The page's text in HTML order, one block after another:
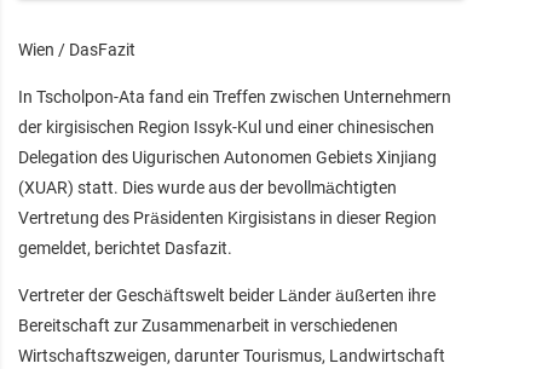
Wien / DasFazit
In Tscholpon-Ata fand ein Treffen zwischen Unternehmern
der kirgisischen Region Issyk-Kul und einer chinesischen
Delegation des Uigurischen Autonomen Gebiets Xinjiang
(XUAR) statt. Dies wurde aus der bevollmächtigten
Vertretung des Präsidenten Kirgisistans in dieser Region
gemeldet, berichtet Dasfazit.
Vertreter der Geschäftswelt beider Länder äußerten ihre
Bereitschaft zur Zusammenarbeit in verschiedenen
Wirtschaftszweigen, darunter Tourismus, Landwirtschaft